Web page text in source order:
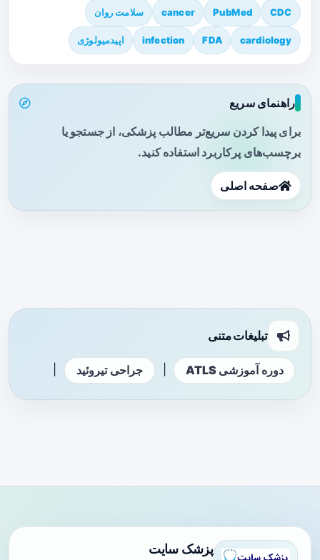
CDC
PubMed
cancer سلامت روان
cardiology
FDA
infection اپیدمیولوژی
راهنمای سریع
برای پیدا کردن سریع‌تر مطالب پزشکی، از جستجو یا
برچسب‌های پرکاربرد استفاده کنید.
صفحه اصلی
تبلیغات متنی
دوره آموزشی ATLS جراحی تیروئید
پزشک سایت